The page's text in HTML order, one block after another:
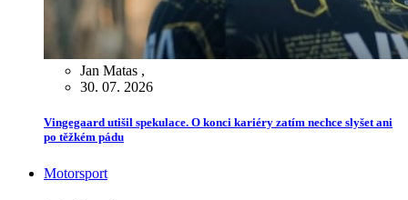
Jan Matas ,
30. 07. 2026
Vingegaard utišil spekulace. O konci kariéry zatím nechce slyšet ani
po těžkém pádu
Motorsport